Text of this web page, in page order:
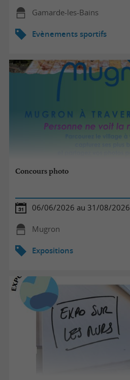
Gamarde-les-Bains
Evènements sportifs
Concours photo
06/06/2026 au 31/08/2026
Mugron
Expositions